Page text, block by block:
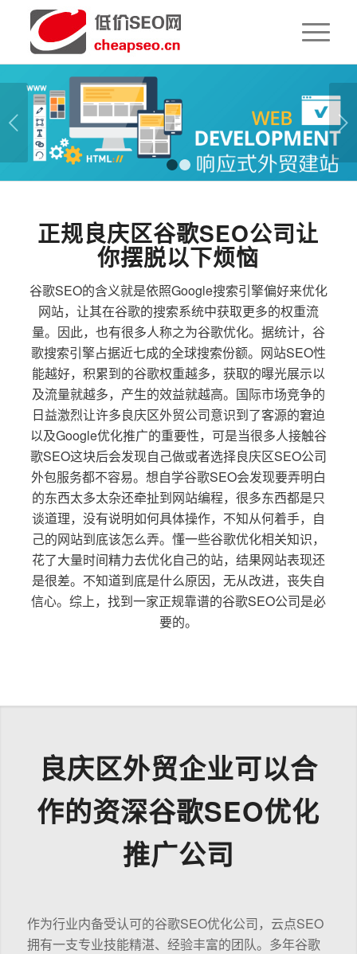
下一页
1 2
正规良庆区谷歌SEO公司让
你摆脱以下烦恼
谷歌SEO的含义就是依照Google搜索引擎偏好来优化
网站，让其在谷歌的搜索系统中获取更多的权重流
量。因此，也有很多人称之为谷歌优化。据统计，谷
歌搜索引擎占据近七成的全球搜索份额。网站SEO性
能越好，积累到的谷歌权重越多，获取的曝光展示以
及流量就越多，产生的效益就越高。国际市场竞争的
日益激烈让许多良庆区外贸公司意识到了客源的窘迫
以及Google优化推广的重要性，可是当很多人接触谷
歌SEO这块后会发现自己做或者选择良庆区SEO公司
外包服务都不容易。想自学谷歌SEO会发现要弄明白
的东西太多太杂还牵扯到网站编程，很多东西都是只
谈道理，没有说明如何具体操作，不知从何着手，自
己的网站到底该怎么弄。懂一些谷歌优化相关知识，
花了大量时间精力去优化自己的站，结果网站表现还
是很差。不知道到底是什么原因，无从改进，丧失自
信心。综上，找到一家正规靠谱的谷歌SEO公司是必
要的。
良庆区外贸企业可以合
作的资深谷歌SEO优化
推广公司
作为行业内备受认可的谷歌SEO优化公司，云点SEO
拥有一支专业技能精湛、经验丰富的团队。多年谷歌